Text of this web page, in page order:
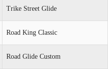
Trike Street Glide
Road King Classic
Road Glide Custom